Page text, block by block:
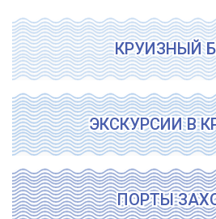
КРУИЗНЫЙ
ЭКСКУРСИИ В
ПОРТЫ